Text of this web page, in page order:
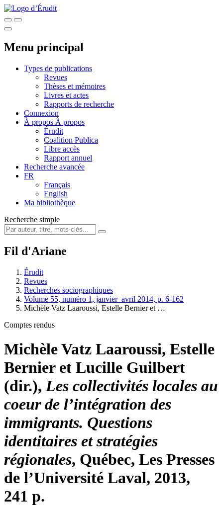
Menu principal
Types de publications
Revues
Thèses et mémoires
Livres et actes
Rapports de recherche
Connexion
À propos À propos
Érudit
Coalition Publica
Libre accès
Rapport annuel
Recherche avancée
FR
Français
English
Ma bibliothèque
Recherche simple
Fil d'Ariane
Érudit
Revues
Recherches sociographiques
Volume 55, numéro 1, janvier–avril 2014, p. 6-162
Michèle Vatz Laaroussi, Estelle Bernieret …
Comptes rendus
Michèle Vatz Laaroussi, Estelle
Bernieret Lucille Guilbert
(dir.), Les collectivités locales au
coeur de l’intégration des
immigrants. Questions
identitaires et stratégies
régionales, Québec, Les Presses
de l’Université Laval, 2013,
241 p.